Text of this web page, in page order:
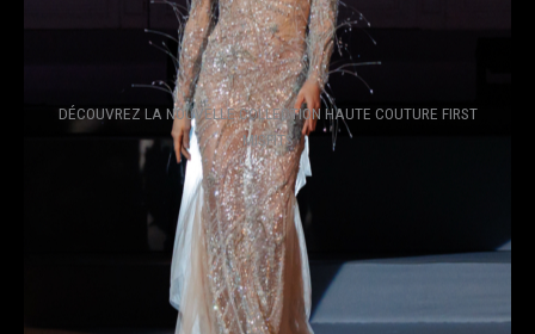
DÉCOUVREZ LA NOUVELLE COLLECTION HAUTE COUTURE FIRST
MISFITS